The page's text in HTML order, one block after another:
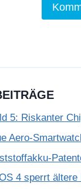
5: Riskanter
Aero-
4 sperrt